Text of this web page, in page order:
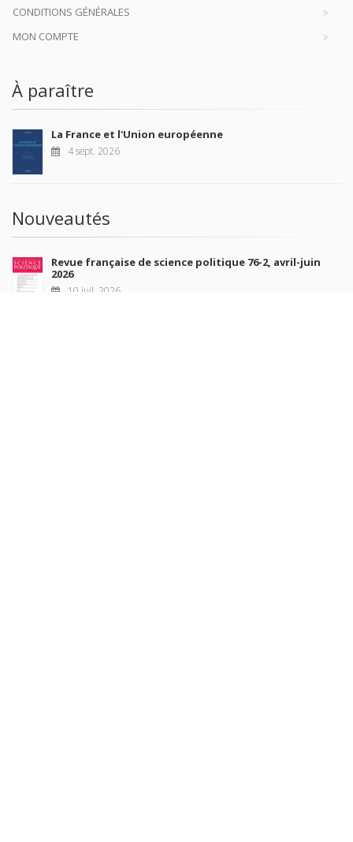
CONDITIONS GÉNÉRALES
MON COMPTE
À paraître
La France et l'Union européenne
4 sept. 2026
Nouveautés
Revue française de science politique 76-2, avril-juin
2026
10 juil. 2026